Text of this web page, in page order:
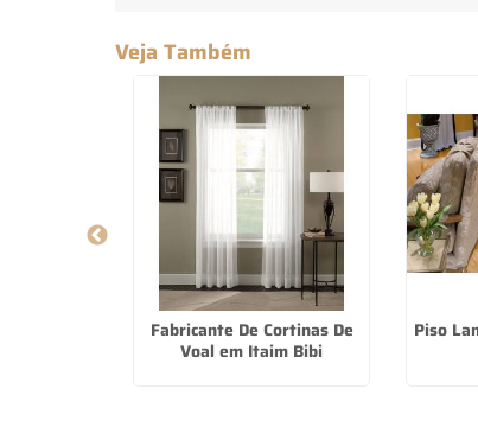
Veja Também
Fabricante De Cortinas De
Voal em Itaim Bibi
Piso